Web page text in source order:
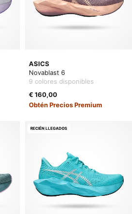
ASICS
Novablast 6
9 colores disponibles
€ 160,00
Obtén Precios Premium
RECIÉN LLEGADOS